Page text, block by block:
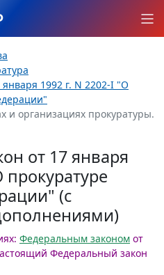
1992 г. N 2202-I "О
и организациях прокуратуры.
от 17 января
прокуратуре
(с
Федеральным законом от
Федеральный закон